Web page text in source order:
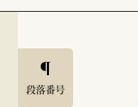
段落番号